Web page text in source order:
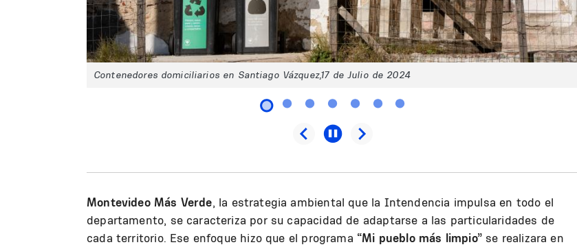
Contenedores domiciliarios en Santiago Vázquez,17 de Julio de 2024
Montevideo Más Verde, la estrategia ambiental que la Intendencia impulsa en todo el
departamento, se caracteriza por su capacidad de adaptarse a las particularidades de
cada territorio. Ese enfoque hizo que el programa “Mi pueblo más limpio”se realizara en